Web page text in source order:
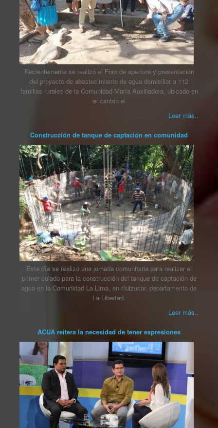
Recientemente se realizó el Foro de apertura y presentación
del proyecto de abastecimiento de agua domiciliar a 112
familias rurales de la Comunidad María Auxiliadora, ubicado en
el cantón el
Leer más..
Construcción de tanque de captación en comunidad
Este día se realizó una jornada comunitaria para realizar el
primer colado para la construcción del tanque de captación de
agua en la Comunidad La Lima, en Huizucar, departamento de
La Libertad.
Leer más..
ACUA reitera la necesidad de tener expresiones